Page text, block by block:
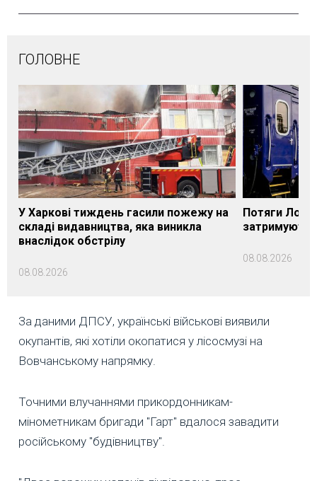
ГОЛОВНЕ
У Харкові тиждень гасили пожежу на
складі видавництва, яка виникла
внаслідок обстрілу
08.08.2026
Потяги
08.08.2026
За даними ДПСУ, українські військові виявили
окупантів, які хотіли окопатися у лісосмузі на
Вовчанському напрямку.
Точними влучаннями прикордонникам-
мінометникам бригади "Гарт" вдалося завадити
російському "будівництву".